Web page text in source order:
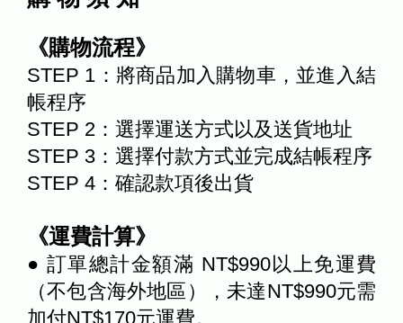
《購物流程》
STEP 1：將商品加入購物車，並進入結
帳程序
STEP 2：選擇運送方式以及送貨地址
STEP 3：選擇付款方式並完成結帳程序
STEP 4：確認款項後出貨
《運費計算》
● 訂單總計金額滿 NT$990以上免運費
（不包含海外地區），未達NT$990元需
加付NT$170元運費。